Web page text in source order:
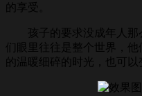
的享受。
孩子的要求没成年人那
们眼里往往是整个世界，
的温暖细碎的时光，也可以